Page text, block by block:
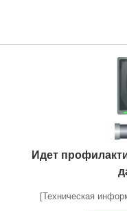
Идет
[Техническая